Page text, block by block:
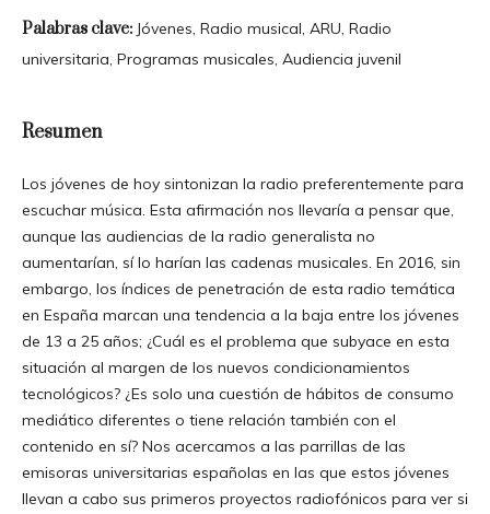
Palabras clave: Jóvenes, Radio musical, ARU, Radio
universitaria, Programas musicales, Audiencia juvenil
Resumen
Los jóvenes de hoy sintonizan la radio preferentemente para
escuchar música. Esta afirmación nos llevaría a pensar que,
aunque las audiencias de la radio generalista no
aumentarían, sí lo harían las cadenas musicales. En 2016, sin
embargo, los índices de penetración de esta radio temática
en España marcan una tendencia a la baja entre los jóvenes
de 13 a 25 años; ¿Cuál es el problema que subyace en esta
situación al margen de los nuevos condicionamientos
tecnológicos? ¿Es solo una cuestión de hábitos de consumo
mediático diferentes o tiene relación también con el
contenido en sí? Nos acercamos a las parrillas de las
emisoras universitarias españolas en las que estos jóvenes
llevan a cabo sus primeros proyectos radiofónicos para ver si